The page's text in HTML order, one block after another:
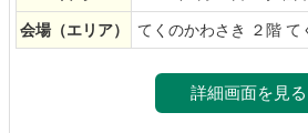
会場（エリア） てくのかわさき ２階 て
詳細画面を見る